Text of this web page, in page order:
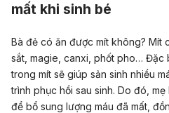
mất khi sinh bé
Bà đẻ có ăn được mít không? Mít
sắt, magie, canxi, phốt pho… Đặc
trong mít sẽ giúp sản sinh nhiều
trình phục hồi sau sinh. Do đó,
để bổ sung lượng máu đã mất,